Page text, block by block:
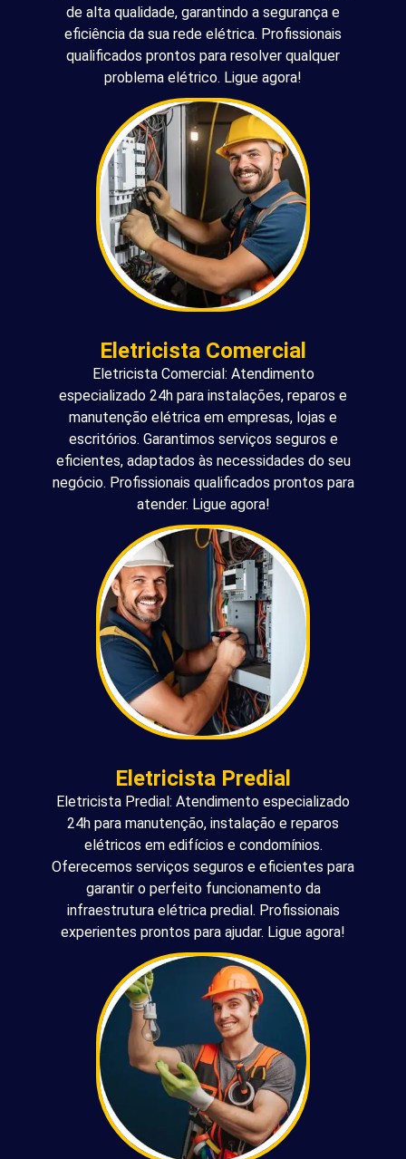
de alta qualidade, garantindo a segurança e
eficiência da sua rede elétrica. Profissionais
qualificados prontos para resolver qualquer
problema elétrico. Ligue agora!
Eletricista Comercial
Eletricista Comercial: Atendimento
especializado 24h para instalações, reparos e
manutenção elétrica em empresas, lojas e
escritórios. Garantimos serviços seguros e
eficientes, adaptados às necessidades do seu
negócio. Profissionais qualificados prontos para
atender. Ligue agora!
Eletricista Predial
Eletricista Predial: Atendimento especializado
24h para manutenção, instalação e reparos
elétricos em edifícios e condomínios.
Oferecemos serviços seguros e eficientes para
garantir o perfeito funcionamento da
infraestrutura elétrica predial. Profissionais
experientes prontos para ajudar. Ligue agora!